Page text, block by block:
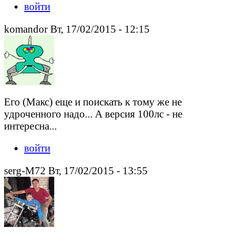
войти
komandor Вт, 17/02/2015 - 12:15
Его (Макс) еще и поискать к тому же не
удроченного надо... А версия 100лс - не
интересна...
войти
serg-M72 Вт, 17/02/2015 - 13:55